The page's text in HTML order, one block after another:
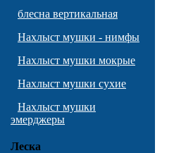
блесна вертикальная
Нахлыст мушки - нимфы
Нахлыст мушки мокрые
Нахлыст мушки сухие
Нахлыст мушки
эмерджеры
Леска